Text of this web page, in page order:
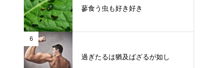
蓼食う虫も好き好き
6
過ぎたるは猶及ばざるが如し